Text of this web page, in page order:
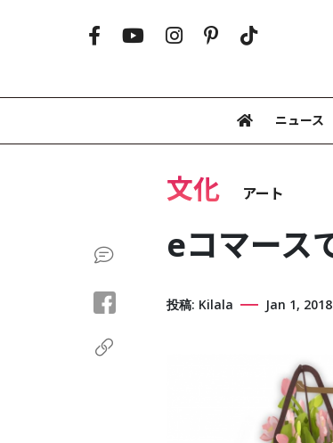
ニュース
文化 アート
eコマース
投稿: Kilala Jan 1, 2018